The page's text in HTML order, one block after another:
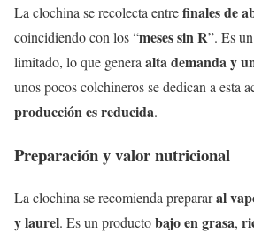
La clochina se recolecta entrefinales de
coincidiendo con los “meses sin R”. Es
limitado, lo que genera alta demanda y
unos pocos colchineros se dedican a esta
producción es reducida.
Preparación y valor nutricional
La clochina se recomienda prepararal
y laurel. Es un productobajo en grasa,